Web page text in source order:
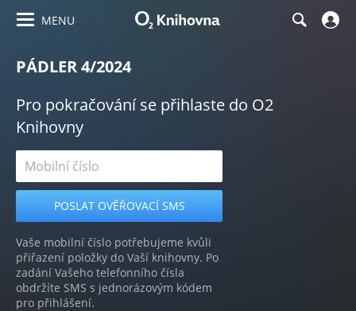
MENU
PÁDLER 4/2024
Pro pokračování se přihlaste do O2
Knihovny
Vaše mobilní číslo potřebujeme kvůli
přiřazení položky do Vaší knihovny. Po
zadání Vašeho telefonního čísla
obdržíte SMS s jednorázovým kódem
pro přihlášení.